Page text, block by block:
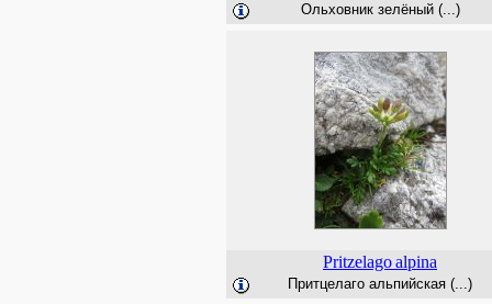
Ольховник зелёный (...)
Pritzelagoalpina
Притцелаго альпийская (...)